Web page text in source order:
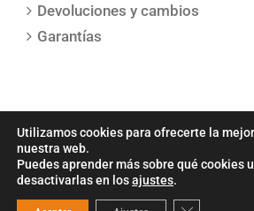
Devoluciones y cambios
Garantías
COPYRIGHT 2021 | Todos los derechos
Utilizamos cookies para ofrecerte la
nuestra web.
Puedes aprender más sobre qué cookies
desactivarlas en losajustes.